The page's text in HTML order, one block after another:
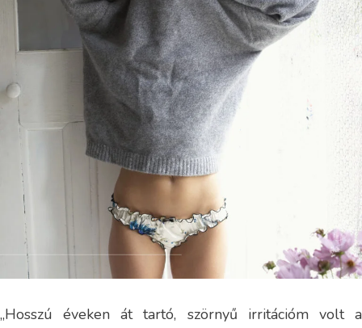
„Hosszú éveken át tartó, szörnyű irritációm volt a